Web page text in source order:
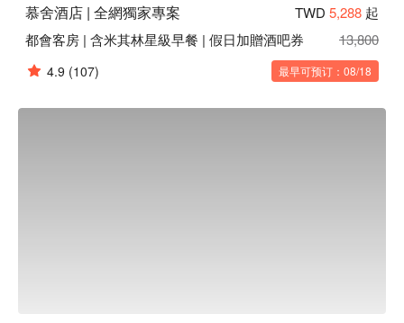
Mertes 酒莊-德國最大酒莊帝國日產量百萬瓶。8 樓西班牙
Gromona酒莊 - 2017 年世界氣泡酒冠軍而且連年得獎。
慕舍酒店 | 全網獨家專案 TWD 5,288 起
都會客房 | 含米其林星級早餐 | 假日加贈酒吧券
13,800
4.9 (107) 最早可预订：08/18